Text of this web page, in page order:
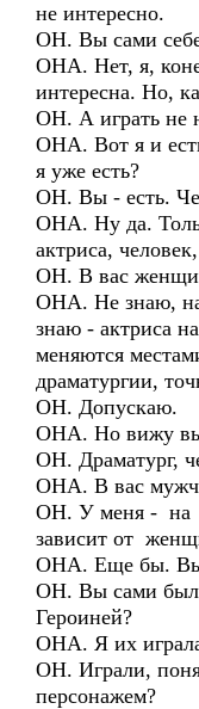
не интересно.
ОН. Вы сами
ОНА. Нет, я,
интересна. Но,
ОН. А играть не
ОНА. Вот я и
я уже есть?
ОН. Вы - есть.
ОНА. Ну да.
актриса,
ОН. В вас
ОНА. Не знаю,
знаю - актриса
меняются
драматургии,
ОН. Допускаю.
ОНА. Но вижу вы
ОН. Драматург,
ОНА. В вас
ОН. У меня - на
зависит от
ОНА. Еще бы. Вы
ОН. Вы сами
Героиней?
ОНА. Я их
ОН. Играли,
персонажем?